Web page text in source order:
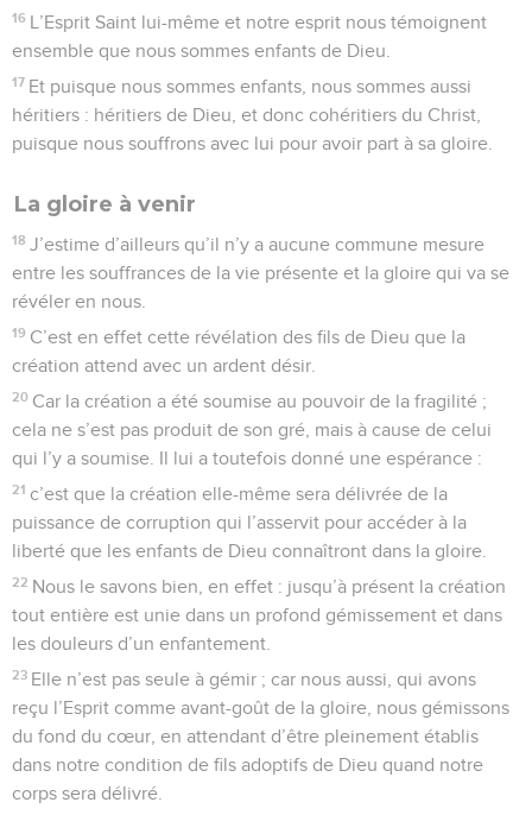
16 L’Esprit Saint lui-même et notre esprit nous témoignent
ensemble que nous sommes enfants de Dieu.
17 Et puisque nous sommes enfants, nous sommes aussi
héritiers : héritiers de Dieu, et donc cohéritiers du Christ,
puisque nous souffrons avec lui pour avoir part à sa gloire.
La gloire à venir
18 J’estime d’ailleurs qu’il n’y a aucune commune mesure
entre les souffrances de la vie présente et la gloire qui va se
révéler en nous.
19 C’est en effet cette révélation des fils de Dieu que la
création attend avec un ardent désir.
20 Car la création a été soumise au pouvoir de la fragilité ;
cela ne s’est pas produit de son gré, mais à cause de celui
qui l’y a soumise. Il lui a toutefois donné une espérance :
21 c’est que la création elle-même sera délivrée de la
puissance de corruption qui l’asservit pour accéder à la
liberté que les enfants de Dieu connaîtront dans la gloire.
22 Nous le savons bien, en effet : jusqu’à présent la création
tout entière est unie dans un profond gémissement et dans
les douleurs d’un enfantement.
23 Elle n’est pas seule à gémir ; car nous aussi, qui avons
reçu l’Esprit comme avant-goût de la gloire, nous gémissons
du fond du cœur, en attendant d’être pleinement établis
dans notre condition de fils adoptifs de Dieu quand notre
corps sera délivré.